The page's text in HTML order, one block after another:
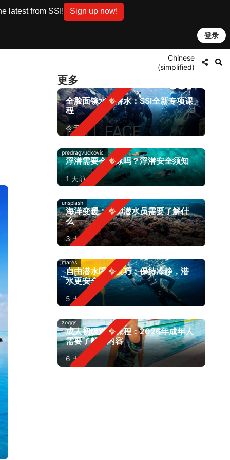
latest from SSI! Sign up now!
登录
Chinese
(simplified)
更多
全脸面镜水肺潜水：SSI全新专项课
程
今天
predragvuckovic
浮潜需要会游泳吗？浮潜安全须知
1 天前
unsplash
海洋变暖：水肺潜水员需要了解什
么
3 天前
mares
自由潜水呼吸技巧：保持冷静，潜
水更安全
5 天前
zoggs
成人初级游泳课程：2026年成年人
需要了解的内容
6 天前